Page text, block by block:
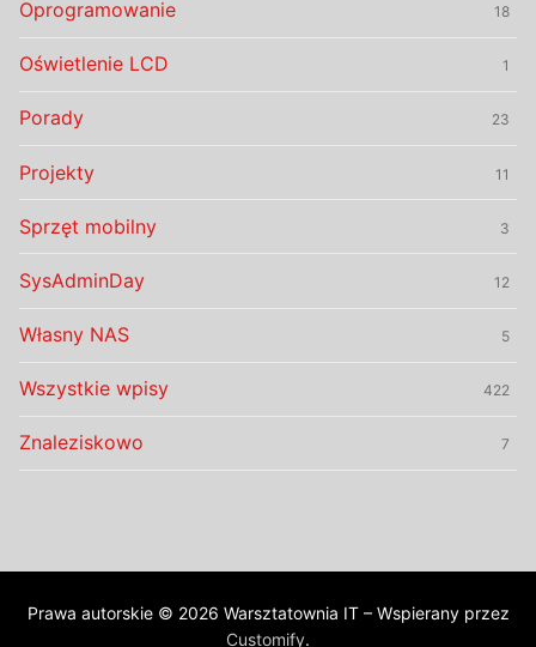
Oprogramowanie 18
Oświetlenie LCD 1
Porady 23
Projekty 11
Sprzęt mobilny 3
SysAdminDay 12
Własny NAS 5
Wszystkie wpisy 422
Znaleziskowo 7
Prawa autorskie © 2026 Warsztatownia IT – Wspierany przez
Customify.